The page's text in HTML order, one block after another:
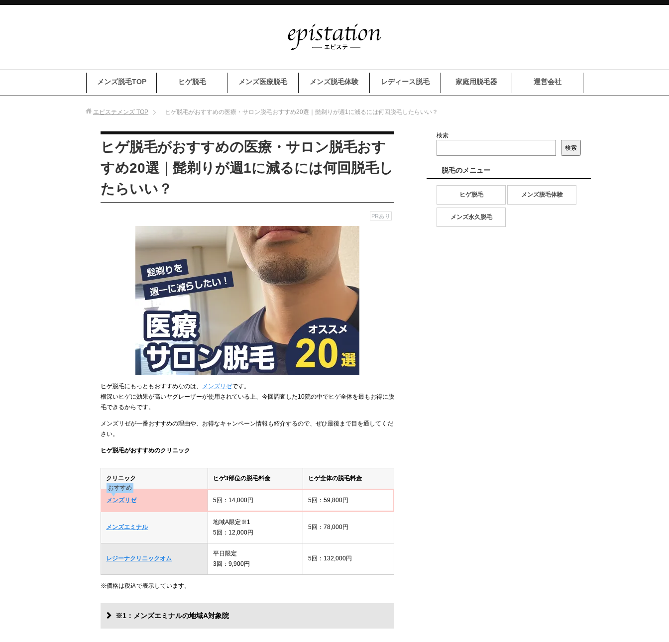
メンズ脱毛TOP ヒゲ脱毛 メンズ医療脱毛 メンズ脱毛体験 レディース脱毛 家庭用脱毛器 運営会社
エピステメンズ TOP ヒゲ脱毛がおすすめの医療・サロン脱毛おすすめ20選｜髭剃りが週1に減るには何回脱毛したらいい？
ヒゲ脱毛がおすすめの医療・サロン脱毛おす
すめ20選｜髭剃りが週1に減るには何回脱毛し
たらいい？
PRあり
ヒゲ脱毛にもっともおすすめなのは、 メンズリゼです。
根深いヒゲに効果が高いヤグレーザーが使用されている上、今回調査した10院の中でヒゲ全体を最もお得に脱
毛できるからです。
メンズリゼが一番おすすめの理由や、お得なキャンペーン情報も紹介するので、ぜひ最後まで目を通してくだ
さい。
ヒゲ脱毛がおすすめのクリニック
クリニック ヒゲ3部位の脱毛料金
ヒゲ全体の脱毛料金
おすすめ
メンズリゼ
5回：14,000円 5回：59,800円
メンズエミナル
地域A限定※1
5回：12,000円
5回：78,000円
レジーナクリニックオム
平日限定
3回：9,900円
5回：132,000円
※価格は税込で表示しています。
※1：メンズエミナルの地域A対象院
検索
検索
脱毛のメニュー
ヒゲ脱毛 メンズ脱毛体験
メンズ永久脱毛